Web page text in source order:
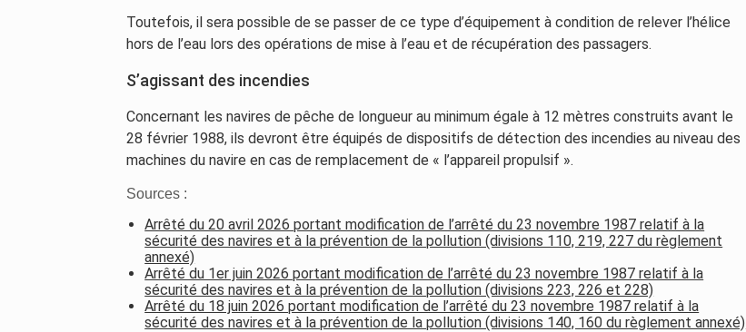
Toutefois, il sera possible de se passer de ce type d’équipement à condition de relever l’hélice
hors de l’eau lors des opérations de mise à l’eau et de récupération des passagers.
S’agissant des incendies
Concernant les navires de pêche de longueur au minimum égale à 12 mètres construits avant le
28 février 1988, ils devront être équipés de dispositifs de détection des incendies au niveau des
machines du navire en cas de remplacement de « l’appareil propulsif ».
Sources :
Arrêté du 20 avril 2026 portant modification de l’arrêté du 23 novembre 1987 relatif à la
sécurité des navires et à la prévention de la pollution (divisions 110, 219, 227 du règlement
annexé)
Arrêté du 1er juin 2026 portant modification de l’arrêté du 23 novembre 1987 relatif à la
sécurité des navires et à la prévention de la pollution (divisions 223, 226 et 228)
Arrêté du 18 juin 2026 portant modification de l’arrêté du 23 novembre 1987 relatif à la
sécurité des navires et à la prévention de la pollution (divisions 140, 160 du règlement annexé)